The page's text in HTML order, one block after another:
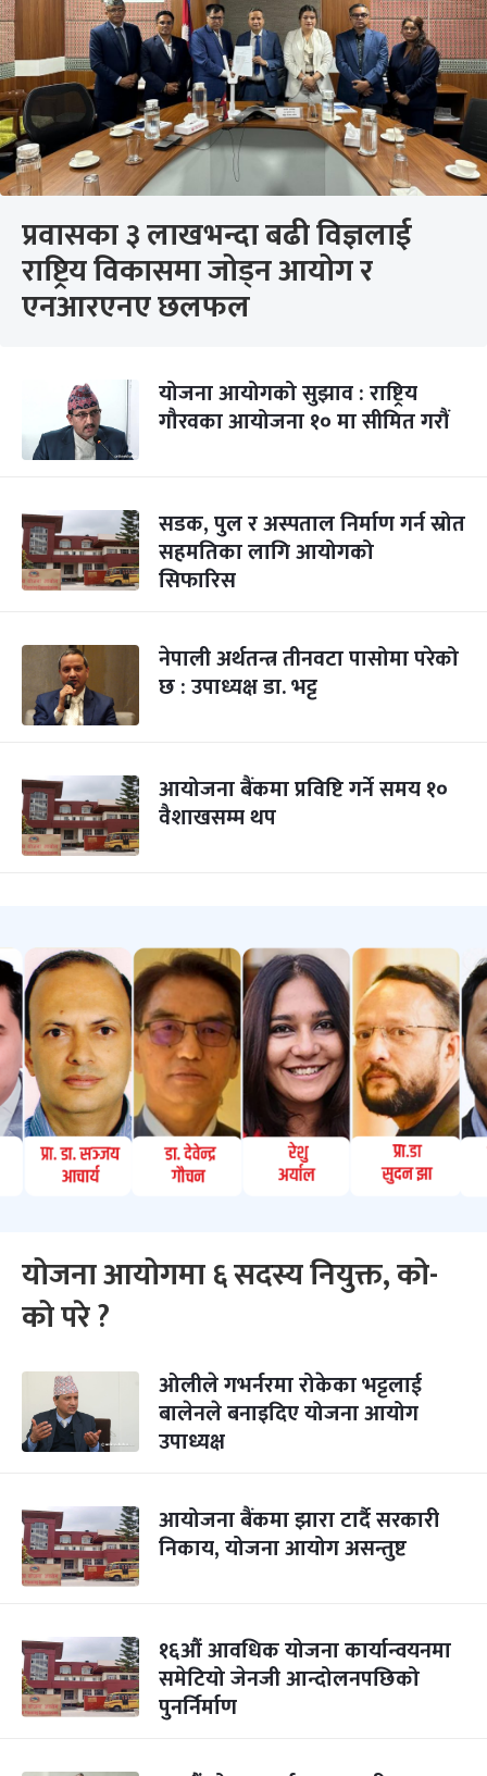
प्रवासका ३ लाखभन्दा बढी विज्ञलाई
राष्ट्रिय विकासमा जोड्न आयोग र
एनआरएनए छलफल
योजना आयोगको सुझाव : राष्ट्रिय
गौरवका आयोजना १० मा सीमित गरौं
सडक, पुल र अस्पताल निर्माण गर्न स्रोत
सहमतिका लागि आयोगको
सिफारिस
नेपाली अर्थतन्त्र तीनवटा पासोमा परेको
छ : उपाध्यक्ष डा. भट्ट
आयोजना बैंकमा प्रविष्टि गर्ने समय १०
वैशाखसम्म थप
योजना आयोगमा ६ सदस्य नियुक्त, को-
को परे ?
ओलीले गभर्नरमा रोकेका भट्टलाई
बालेनले बनाइदिए योजना आयोग
उपाध्यक्ष
आयोजना बैंकमा झारा टार्दै सरकारी
निकाय, योजना आयोग असन्तुष्ट
१६औं आवधिक योजना कार्यान्वयनमा
समेटियो जेनजी आन्दोलनपछिको
पुनर्निर्माण